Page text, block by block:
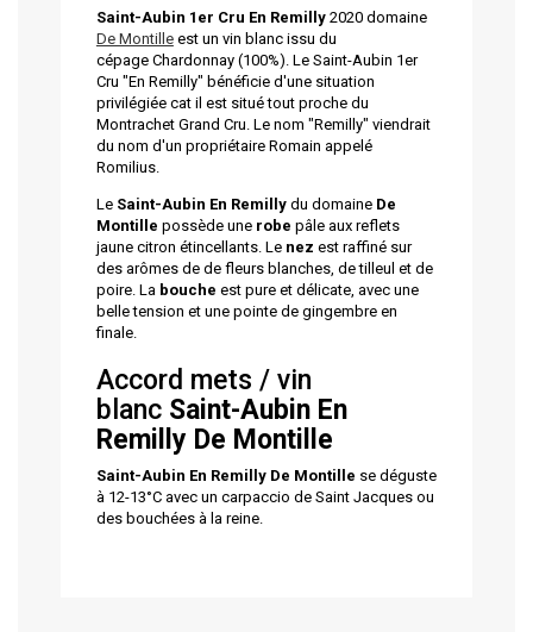
Saint-Aubin 1er Cru En Remilly2020 domaine
De Montilleest un vin blanc issu du
cépage Chardonnay (100%). Le Saint-Aubin 1er
Cru "En Remilly" bénéficie d'une situation
privilégiée cat il est situé tout proche du
Montrachet Grand Cru. Le nom "Remilly" viendrait
du nom d'un propriétaire Romain appelé
Romilius.
Le Saint-Aubin En Remilly du domaine De
Montille possède une robe pâle aux reflets
jaune citron étincellants. Le nez est raffiné sur
des arômes de de fleurs blanches, de tilleul et de
poire. La bouche est pure et délicate, avec une
belle tension et une pointe de gingembre en
finale.
Accord mets / vin
blanc Saint-Aubin En
Remilly De Montille
Saint-Aubin En RemillyDe Montille se déguste
à 12-13°C avec un carpaccio de Saint Jacques ou
des bouchées à la reine.